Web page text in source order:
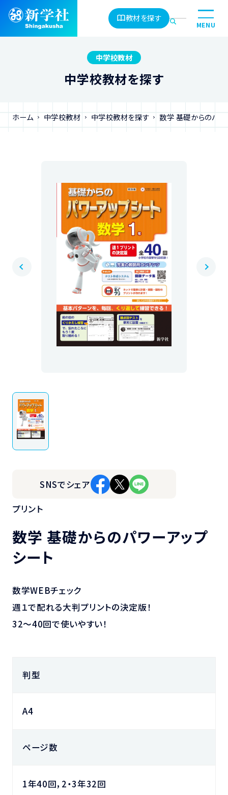
教材を探す
MENU
中学校教材
中学校教材を探す
ホーム 中学校教材 中学校教材を探す 数学 基礎からのパワ
SNSでシェア
プリント
数学 基礎からのパワーアップ
シート
数学WEBチェック
週１で配れる大判プリントの決定版！
32～40回で使いやすい！
判型
A4
ページ数
1年40回，2・3年32回